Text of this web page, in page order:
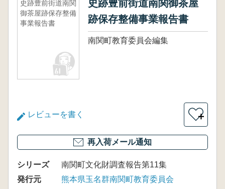
史跡豊前街道南関
御茶屋跡保存整備
事業報告書
史跡豊前街道南関御茶屋
跡保存整備事業報告書
南関町教育委員会編集
レビューを書く ＋
再入荷メール通知
シリーズ
南関町文化財調査報告第11集
発行元
熊本県玉名群南関町教育委員会